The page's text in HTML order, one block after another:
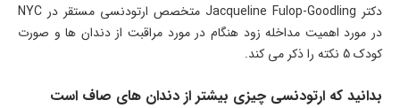
دکتر Jacqueline Fulop-Goodling متخصص ارتودنسی مستقر در NYC
در مورد اهمیت مداخله زود هنگام در مورد مراقبت از دندان ها و صورت
کودک 5 نکته را ذکر می کند.
بدانید که ارتودنسی چیزی بیشتر از دندان های صاف است